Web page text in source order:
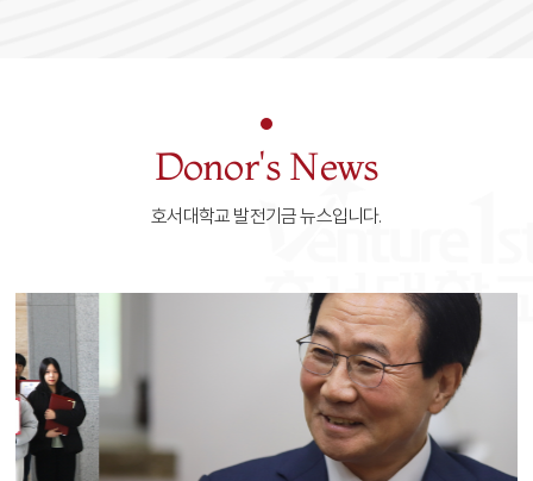
Donor's News
호서대학교 발전기금 뉴스입니다.